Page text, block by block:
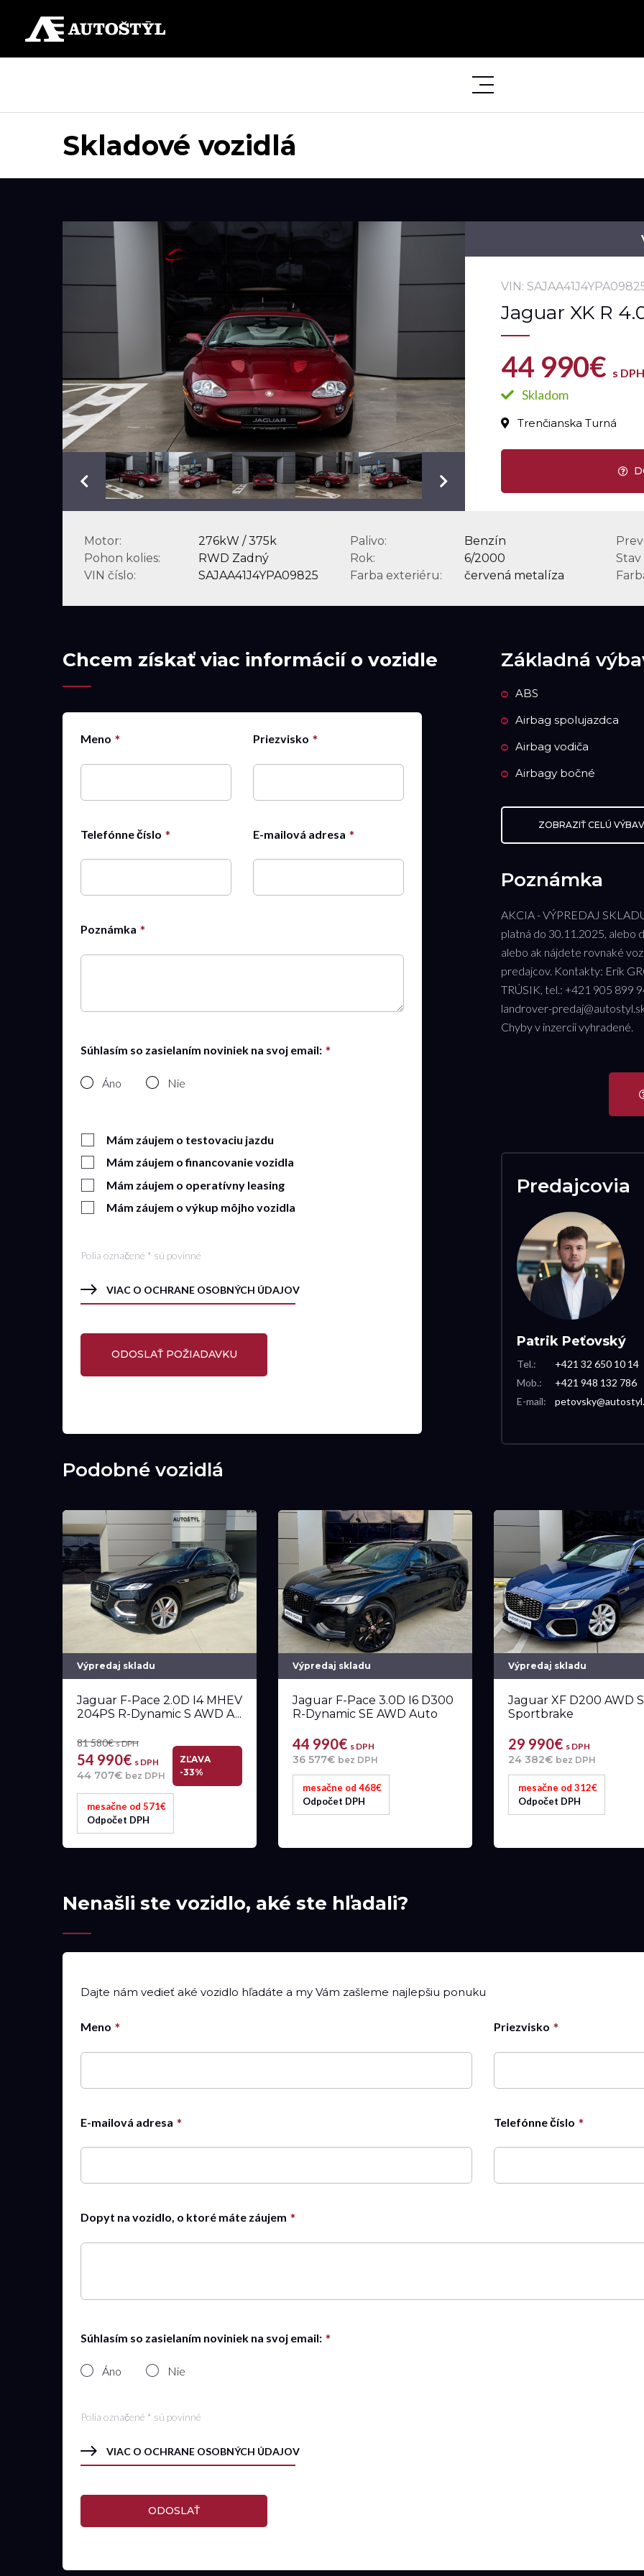
Skladové vozidlá
VIN:
Jaguar XK R
44 990€ s DPH
Skladom
Trenčianska Turná
Motor: 276kW / 375k Palivo: Benzín
Pohon kolies:
RWD Zadný Rok: 6/2000
Stav
VIN číslo:
SAJAA41J4YPA09825 Farba exteriéru: červená metalíza
Chcem získať viac informácií o vozidle
Meno Priezvisko
Telefónne číslo E-mailová adresa
Poznámka
Súhlasím so zasielaním noviniek na svoj email:
Áno Nie
Mám záujem o testovaciu jazdu
Mám záujem o financovanie vozidla
Mám záujem o operatívny leasing
Mám záujem o výkup môjho vozidla
Polia označené * sú povinné
VIAC O OCHRANE OSOBNÝCH ÚDAJOV
Základná
ABS
Airbag spolujazdca
Airbag vodiča
Airbagy bočné
ZOBRAZIŤ CELÚ
Poznámka
AKCIA - VÝPREDAJ
platná do 30.11.2025, alebo
alebo ak nájdete rovnaké
predajcov. Kontakty: Erik
TRÚSIK, tel.: +421 905 899
landrover-
Chyby v inzercii vyhradené.
Predajcovia
Patrik Peťovský
Tel.:
Mob.:
E-mail:
+421 32 650 10 14
+421 948 132 786
Podobné vozidlá
Výpredaj skladu
Jaguar F-Pace 2.0D I4 MHEV
204PS R-Dynamic S AWD A...
81 580€s DPH
54 990€ s DPH
44 707€ bez DPH
ZĽAVA
-33%
mesačne od 571€
Odpočet DPH
Výpredaj skladu
Jaguar F-Pace 3.0D I6 D300
R-Dynamic SE AWD Auto
44 990€ s DPH
36 577€ bez DPH
mesačne od 468€
Odpočet DPH
Výpredaj skladu
Jaguar XF D200 AWD S
Sportbrake
29 990€ s DPH
24 382€ bez DPH
mesačne od 312€
Odpočet DPH
Nenašli ste vozidlo, aké ste hľadali?
Dajte nám vedieť aké vozidlo hľadáte a my Vám zašleme najlepšiu ponuku
Meno Priezvisko
E-mailová adresa Telefónne číslo
Dopyt na vozidlo, o ktoré máte záujem
Súhlasím so zasielaním noviniek na svoj email:
Áno Nie
Polia označené * sú povinné
VIAC O OCHRANE OSOBNÝCH ÚDAJOV
ODOSLAŤ